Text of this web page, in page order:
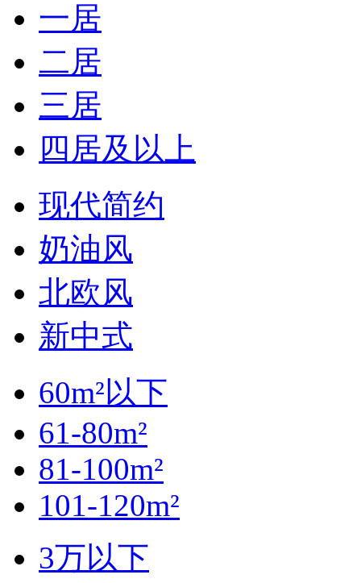
一居
二居
三居
四居及以上
现代简约
奶油风
北欧风
新中式
60m²以下
61-80m²
81-100m²
101-120m²
3万以下